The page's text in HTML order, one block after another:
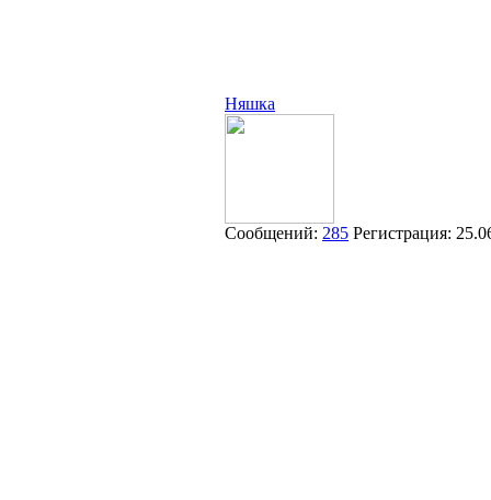
Няшка
Сообщений: 285 Регистрация: